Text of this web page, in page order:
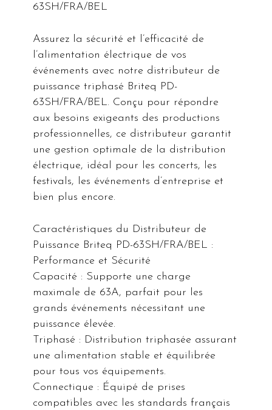
63SH/FRA/BEL
Assurez la sécurité et l’efficacité de
l’alimentation électrique de vos
événements avec notre distributeur de
puissance triphasé Briteq PD-
63SH/FRA/BEL. Conçu pour répondre
aux besoins exigeants des productions
professionnelles, ce distributeur garantit
une gestion optimale de la distribution
électrique, idéal pour les concerts, les
festivals, les événements d’entreprise et
bien plus encore.
Caractéristiques du Distributeur de
Puissance Briteq PD-63SH/FRA/BEL :
Performance et Sécurité
Capacité : Supporte une charge
maximale de 63A, parfait pour les
grands événements nécessitant une
puissance élevée.
Triphasé : Distribution triphasée assurant
une alimentation stable et équilibrée
pour tous vos équipements.
Connectique : Équipé de prises
compatibles avec les standards français